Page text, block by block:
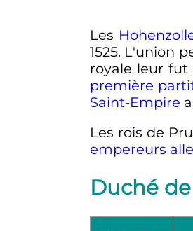
Les
1525. L'union
royale leur
première
Saint-Empire
Les rois de
empereurs
Duché de